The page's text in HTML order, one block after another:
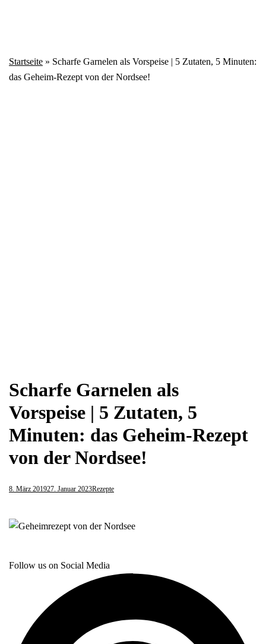
Startseite » Scharfe Garnelen als Vorspeise | 5 Zutaten, 5 Minuten:
das Geheim-Rezept von der Nordsee!
Scharfe Garnelen als
Vorspeise | 5 Zutaten, 5
Minuten: das Geheim-Rezept
von der Nordsee!
8. März 201927. Januar 2023Rezepte
Follow us on Social Media